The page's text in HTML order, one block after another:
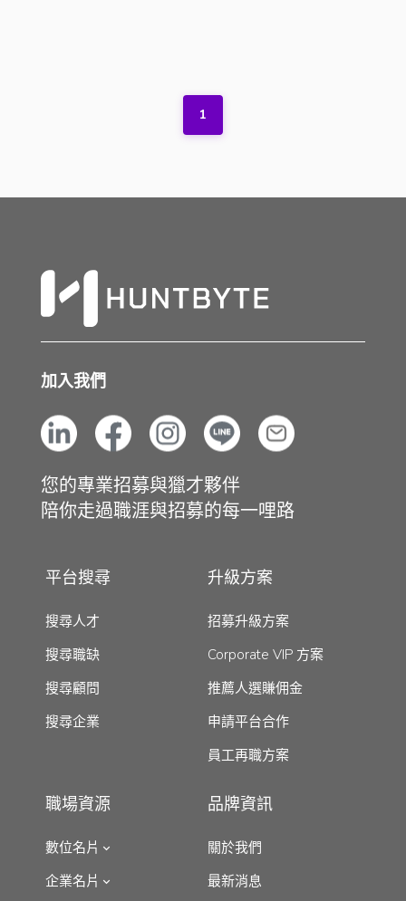
1
加入我們
您的專業招募與獵才夥伴
陪你走過職涯與招募的每一哩路
平台搜尋
搜尋人才
搜尋職缺
搜尋顧問
搜尋企業
升級方案
招募升級方案
Corporate VIP 方案
推薦人選賺佣金
申請平台合作
員工再職方案
職場資源
數位名片
企業名片
品牌資訊
關於我們
最新消息